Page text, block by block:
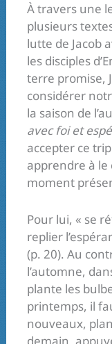
À travers une
plusieurs
lutte de Jacob
les disciples
terre promise,
considérer
la saison de
avec foi et
accepter ce
apprendre à le
moment
Pour lui, « se
replier
(p. 20). Au
l’automne,
plante les
printemps, il
nouveaux,
demain,